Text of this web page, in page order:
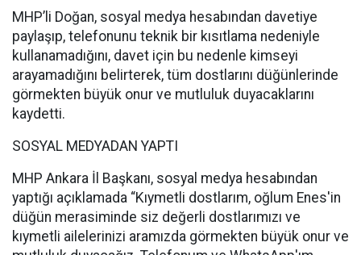
MHP’li Doğan, sosyal medya hesabından davetiye
paylaşıp, telefonunu teknik bir kısıtlama nedeniyle
kullanamadığını, davet için bu nedenle kimseyi
arayamadığını belirterek, tüm dostlarını düğünlerinde
görmekten büyük onur ve mutluluk duyacaklarını
kaydetti.
SOSYAL MEDYADAN YAPTI
MHP Ankara İl Başkanı, sosyal medya hesabından
yaptığı açıklamada “Kıymetli dostlarım, oğlum Enes'in
düğün merasiminde siz değerli dostlarımızı ve
kıymetli ailelerinizi aramızda görmekten büyük onur ve